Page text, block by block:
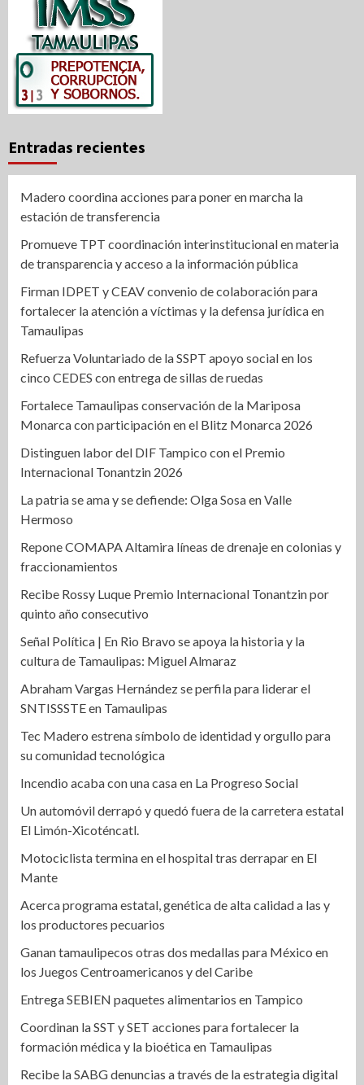
Entradas recientes
Madero coordina acciones para poner en marcha la
estación de transferencia
Promueve TPT coordinación interinstitucional en materia
de transparencia y acceso a la información pública
Firman IDPET y CEAV convenio de colaboración para
fortalecer la atención a víctimas y la defensa jurídica en
Tamaulipas
Refuerza Voluntariado de la SSPT apoyo social en los
cinco CEDES con entrega de sillas de ruedas
Fortalece Tamaulipas conservación de la Mariposa
Monarca con participación en el Blitz Monarca 2026
Distinguen labor del DIF Tampico con el Premio
Internacional Tonantzin 2026
La patria se ama y se defiende: Olga Sosa en Valle
Hermoso
Repone COMAPA Altamira líneas de drenaje en colonias y
fraccionamientos
Recibe Rossy Luque Premio Internacional Tonantzin por
quinto año consecutivo
Señal Política | En Rio Bravo se apoya la historia y la
cultura de Tamaulipas: Miguel Almaraz
Abraham Vargas Hernández se perfila para liderar el
SNTISSSTE en Tamaulipas
Tec Madero estrena símbolo de identidad y orgullo para
su comunidad tecnológica
Incendio acaba con una casa en La Progreso Social
Un automóvil derrapó y quedó fuera de la carretera estatal
El Limón-Xicoténcatl.
Motociclista termina en el hospital tras derrapar en El
Mante
Acerca programa estatal, genética de alta calidad a las y
los productores pecuarios
Ganan tamaulipecos otras dos medallas para México en
los Juegos Centroamericanos y del Caribe
Entrega SEBIEN paquetes alimentarios en Tampico
Coordinan la SST y SET acciones para fortalecer la
formación médica y la bioética en Tamaulipas
Recibe la SABG denuncias a través de la estrategia digital